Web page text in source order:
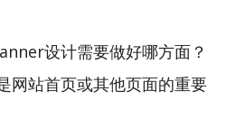
设计需要做好哪方面？
网站首页或其他页面的重要